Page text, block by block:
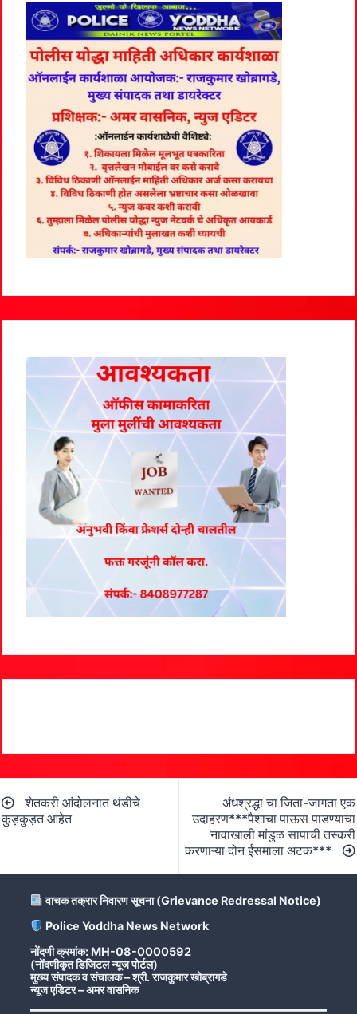
navigation
शेतकरी आंदोलनात थंडीचे
कुड़कुड़त आहेत
अंधश्रद्धा चा जिता-जागता एक
उदाहरण***पैशाचा पाऊस पाडण्याचा
नावाखाली मांडुळ सापाची तस्करी
करणाऱ्या दोन ईसमाला अटक***
वाचक तक्रार निवारण सूचना (Grievance Redressal Notice)
Police Yoddha News Network
नोंदणी क्रमांक: MH-08-0000592
(नोंदणीकृत डिजिटल न्यूज पोर्टल)
मुख्य संपादक व संचालक – श्री. राजकुमार खोब्रागडे
न्यूज एडिटर – अमर वासनिक